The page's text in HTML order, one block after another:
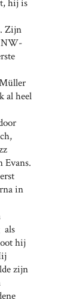
hij is
Zijn
NW-
al heel
Evans.
in
als
hij
zijn